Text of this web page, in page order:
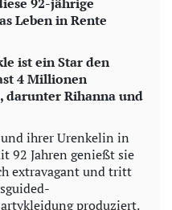
92-jährige
Leben in Rente
ist ein Star den
4 Millionen
darunter Rihanna und
ihrer Urenkelin in
92 Jahren genießt sie
extravagant und tritt
produziert.